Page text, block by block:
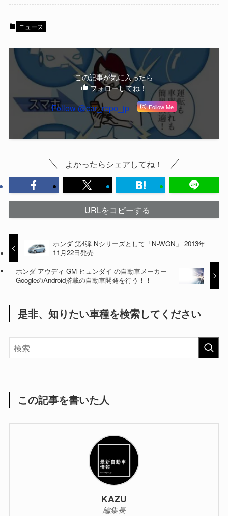
ニュース
この記事が気に入ったら
フォローしてね！
Follow @car_repo_jp Follow Me
よかったらシェアしてね！
URLをコピーする
ホンダ 第4弾 Nシリーズとして「N-WGN」 2013年
11月22日発売
ホンダ アウディ GM ヒュンダイ の自動車メーカー
GoogleのAndroid搭載の自動車開発を行う！！
是非、知りたい車種を検索してください
この記事を書いた人
KAZU
編集長